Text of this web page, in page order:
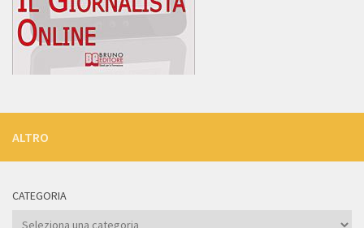
ALTRO
CATEGORIA
Categoria